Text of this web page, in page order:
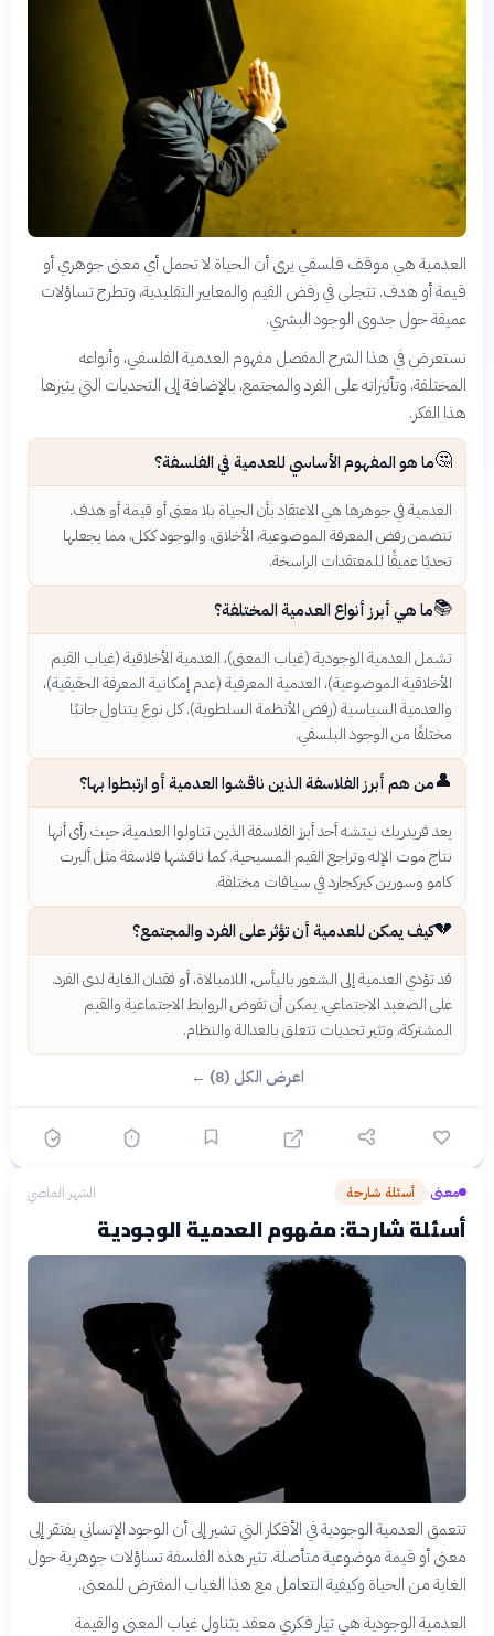
العدمية هي موقف فلسفي يرى أن الحياة لا تحمل أي معنى جوهري أو
قيمة أو هدف. تتجلى في رفض القيم والمعايير التقليدية، وتطرح تساؤلات
عميقة حول جدوى الوجود البشري.
نستعرض في هذا الشرح المفصل مفهوم العدمية الفلسفي، وأنواعه
المختلفة، وتأثيراته على الفرد والمجتمع، بالإضافة إلى التحديات التي يثيرها
هذا الفكر.
🤔ما هو المفهوم الأساسي للعدمية في الفلسفة؟
العدمية في جوهرها هي الاعتقاد بأن الحياة بلا معنى أو قيمة أو هدف.
تتضمن رفض المعرفة الموضوعية، الأخلاق، والوجود ككل، مما يجعلها
تحديًا عميقًا للمعتقدات الراسخة.
📚ما هي أبرز أنواع العدمية المختلفة؟
تشمل العدمية الوجودية (غياب المعنى)، العدمية الأخلاقية (غياب القيم
الأخلاقية الموضوعية)، العدمية المعرفية (عدم إمكانية المعرفة الحقيقية)،
والعدمية السياسية (رفض الأنظمة السلطوية). كل نوع يتناول جانبًا
مختلفًا من الوجود البلسفي.
👤من هم أبرز الفلاسفة الذين ناقشوا العدمية أو ارتبطوا بها؟
يعد فريدريك نيتشه أحد أبرز الفلاسفة الذين تناولوا العدمية، حيث رأى أنها
نتاج موت الإله وتراجع القيم المسيحية. كما ناقشها فلاسفة مثل ألبرت
كامو وسورين كيركجارد في سياقات مختلفة.
💔كيف يمكن للعدمية أن تؤثر على الفرد والمجتمع؟
قد تؤدي العدمية إلى الشعور باليأس، اللامبالاة، أو فقدان الغاية لدى الفرد.
على الصعيد الاجتماعي، يمكن أن تقوض الروابط الاجتماعية والقيم
المشتركة، وتثير تحديات تتعلق بالعدالة والنظام.
اعرض الكل (8) ←
معنى› أسئلة شارحة الشهر الماضي
أسئلة شارحة: مفهوم العدمية الوجودية
تتعمق العدمية الوجودية في الأفكار التي تشير إلى أن الوجود الإنساني يفتقر إلى
معنى أو قيمة موضوعية متأصلة. تثير هذه الفلسفة تساؤلات جوهرية حول
الغاية من الحياة وكيفية التعامل مع هذا الغياب المفترض للمعنى.
العدمية الوجودية هي تيار فكري معقد يتناول غياب المعنى والقيمة